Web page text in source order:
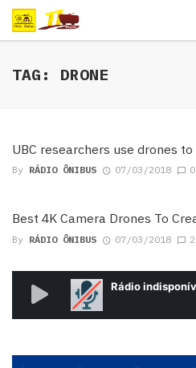
TAG: DRONE
UBC researchers use drones
By RÁDIO ÔNIBUS 07/03/2018 0
Best 4K Camera Drones To
By RÁDIO ÔNIBUS 07/03/2018 2